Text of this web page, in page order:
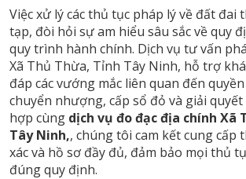
Việc xử lý các thủ tục pháp lý về đất đai
tạp, đòi hỏi sự am hiểu sâu sắc về quy
quy trình hành chính. Dịch vụ tư vấn
Xã Thủ Thừa, Tỉnh Tây Ninh, hỗ trợ
đáp các vướng mắc liên quan đến
chuyển nhượng, cấp sổ đỏ và giải
hợp cùng dịch vụ đo đạc địa chính Xã
Tây Ninh,, chúng tôi cam kết cung cấp
xác và hồ sơ đầy đủ, đảm bảo mọi thủ
đúng quy định.